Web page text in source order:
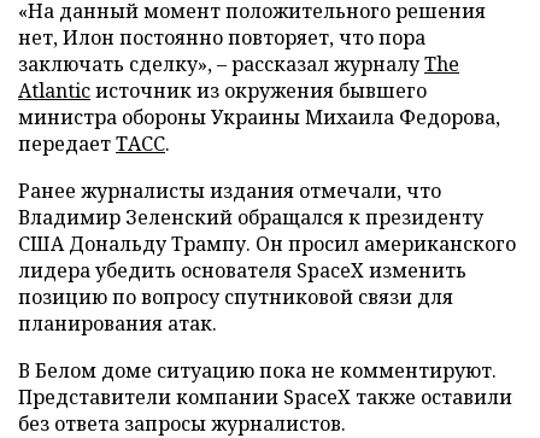
«На данный момент положительного решения
нет, Илон постоянно повторяет, что пора
заключать сделку», – рассказал журналуThe
Atlanticисточник из окружения бывшего
министра обороны Украины Михаила Федорова,
передаетТАСС.
Ранее журналисты издания отмечали, что
Владимир Зеленский обращался к президенту
США Дональду Трампу. Он просил американского
лидера убедить основателя SpaceX изменить
позицию по вопросу спутниковой связи для
планирования атак.
В Белом доме ситуацию пока не комментируют.
Представители компании SpaceX также оставили
без ответа запросы журналистов.